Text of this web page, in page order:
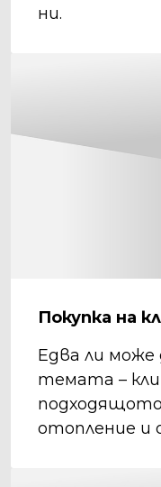
ни.
Покупка на
Едва ли може
темата –
отопление и